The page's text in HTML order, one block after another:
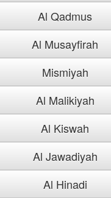
Al Qadmus
Al Musayfirah
Mismiyah
Al Malikiyah
Al Kiswah
Al Jawadiyah
Al Hinadi